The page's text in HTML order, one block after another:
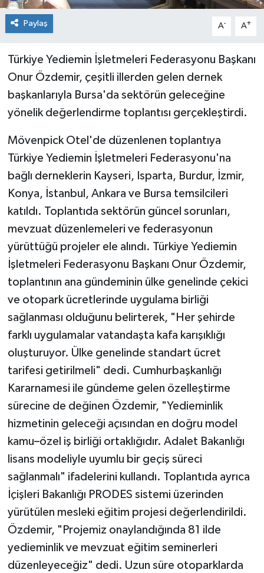
Paylaş A- A+
Türkiye Yediemin İşletmeleri Federasyonu Başkanı
Onur Özdemir, çeşitli illerden gelen dernek
başkanlarıyla Bursa'da sektörün geleceğine
yönelik değerlendirme toplantısı gerçekleştirdi.
Mövenpick Otel'de düzenlenen toplantıya
Türkiye Yediemin İşletmeleri Federasyonu'na
bağlı derneklerin Kayseri, Isparta, Burdur, İzmir,
Konya, İstanbul, Ankara ve Bursa temsilcileri
katıldı. Toplantıda sektörün güncel sorunları,
mevzuat düzenlemeleri ve federasyonun
yürüttüğü projeler ele alındı. Türkiye Yediemin
İşletmeleri Federasyonu Başkanı Onur Özdemir,
toplantının ana gündeminin ülke genelinde çekici
ve otopark ücretlerinde uygulama birliği
sağlanması olduğunu belirterek, "Her şehirde
farklı uygulamalar vatandaşta kafa karışıklığı
oluşturuyor. Ülke genelinde standart ücret
tarifesi getirilmeli" dedi. Cumhurbaşkanlığı
Kararnamesi ile gündeme gelen özelleştirme
sürecine de değinen Özdemir, "Yedieminlik
hizmetinin geleceği açısından en doğru model
kamu–özel iş birliği ortaklığıdır. Adalet Bakanlığı
lisans modeliyle uyumlu bir geçiş süreci
sağlanmalı" ifadelerini kullandı. Toplantıda ayrıca
İçişleri Bakanlığı PRODES sistemi üzerinden
yürütülen mesleki eğitim projesi değerlendirildi.
Özdemir, "Projemiz onaylandığında 81 ilde
yedieminlik ve mevzuat eğitim seminerleri
düzenleyeceğiz" dedi. Uzun süre otoparklarda